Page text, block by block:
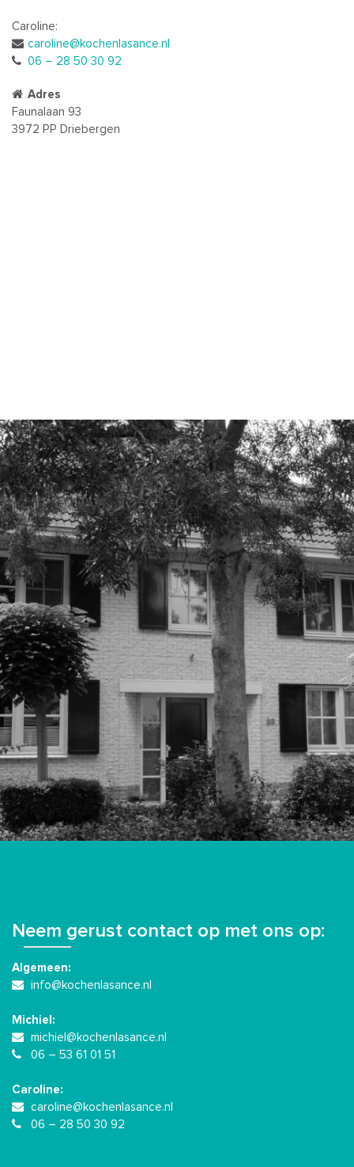
Caroline:
caroline@kochenlasance.nl
06 – 28 50 30 92
Adres
Faunalaan 93
3972 PP Driebergen
Neem gerust contact op met ons op:
Algemeen:
info@kochenlasance.nl
Michiel:
michiel@kochenlasance.nl
06 – 53 61 01 51
Caroline:
caroline@kochenlasance.nl
06 – 28 50 30 92